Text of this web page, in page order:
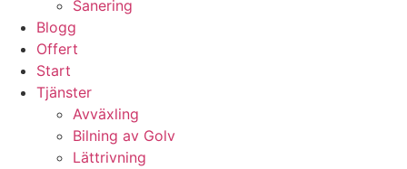
Sanering
Blogg
Offert
Start
Tjänster
Avväxling
Bilning av Golv
Lättrivning